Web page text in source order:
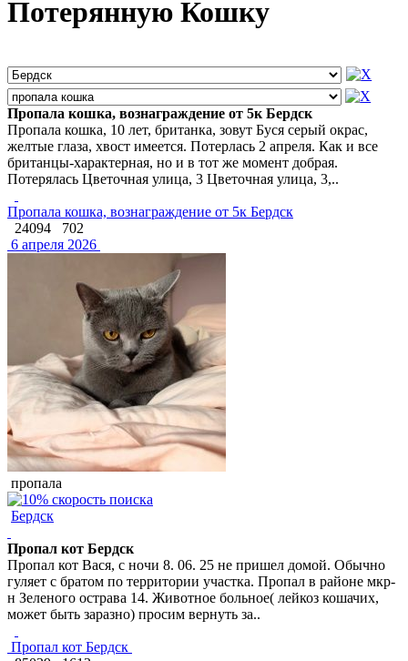
Потерянную Кошку
Пропала кошка, вознаграждение от 5к Бердск
Пропала кошка, 10 лет, британка, зовут Буся серый окрас,
желтые глаза, хвост имеется. Потерлась 2 апреля. Как и все
британцы-характерная, но и в тот же момент добрая.
Потерялась Цветочная улица, 3 Цветочная улица, 3,..
Пропала кошка, вознаграждение от 5к Бердск
24094
702
6 апреля 2026
пропала
Бердск
Пропал кот Бердск
Пропал кот Вася, с ночи 8. 06. 25 не пришел домой. Обычно
гуляет с братом по территории участка. Пропал в районе мкр-
н Зеленого острава 14. Животное больное( лейкоз кошачих,
может быть заразно) просим вернуть за..
Пропал кот Бердск